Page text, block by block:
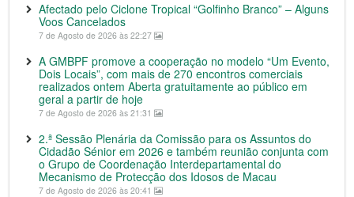
Afectado pelo Ciclone Tropical “Golfinho Branco” – Alguns
Voos Cancelados
7 de Agosto de 2026 às 22:27
A GMBPF promove a cooperação no modelo “Um Evento,
Dois Locais”, com mais de 270 encontros comerciais
realizados ontem Aberta gratuitamente ao público em
geral a partir de hoje
7 de Agosto de 2026 às 21:31
2.ª Sessão Plenária da Comissão para os Assuntos do
Cidadão Sénior em 2026 e também reunião conjunta com
o Grupo de Coordenação Interdepartamental do
Mecanismo de Protecção dos Idosos de Macau
7 de Agosto de 2026 às 20:41